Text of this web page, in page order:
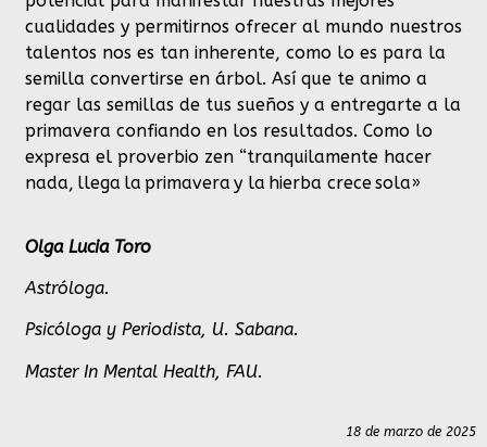
cualidades y permitirnos ofrecer al mundo nuestros
talentos nos es tan inherente, como lo es para la
semilla convertirse en árbol. Así que te animo a
regar las semillas de tus sueños y a entregarte a la
primavera confiando en los resultados. Como lo
expresa el proverbio zen “tranquilamente hacer
nada, llega la primavera y la hierba crece sola»
Olga Lucia Toro
Astróloga.
Psicóloga y Periodista, U. Sabana.
Master In Mental Health, FAU.
18 de marzo de 2025